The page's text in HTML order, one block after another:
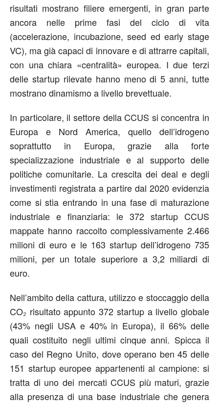
risultati mostrano filiere emergenti, in gran parte
ancora nelle prime fasi del ciclo di vita
(accelerazione, incubazione, seed ed early stage
VC), ma già capaci di innovare e di attrarre capitali,
con una chiara «centralità» europea. I due terzi
delle startup rilevate hanno meno di 5 anni, tutte
mostrano dinamismo a livello brevettuale.
In particolare, il settore della CCUS si concentra in
Europa e Nord America, quello dell’idrogeno
soprattutto in Europa, grazie alla forte
specializzazione industriale e al supporto delle
politiche comunitarie. La crescita dei deal e degli
investimenti registrata a partire dal 2020 evidenzia
come si stia entrando in una fase di maturazione
industriale e finanziaria: le 372 startup CCUS
mappate hanno raccolto complessivamente 2.466
milioni di euro e le 163 startup dell’idrogeno 735
milioni, per un totale superiore a 3,2 miliardi di
euro.
Nell’ambito della cattura, utilizzo e stoccaggio della
CO₂ risultato appunto 372 startup a livello globale
(43% negli USA e 40% in Europa), il 66% delle
quali costituito negli ultimi cinque anni. Spicca il
caso del Regno Unito, dove operano ben 45 delle
151 startup europee appartenenti al campione: si
tratta di uno dei mercati CCUS più maturi, grazie
alla presenza di una base industriale che genera